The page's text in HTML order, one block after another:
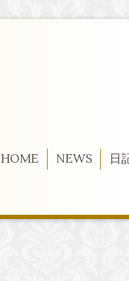
HOME NEWS 日